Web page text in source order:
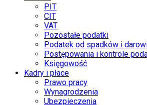
PIT
CIT
VAT
Pozostałe podatki
Podatek od spadków i
Postępowania i kontrole
Księgowość
Kadry i płace
Prawo pracy
Wynagrodzenia
Ubezpieczenia